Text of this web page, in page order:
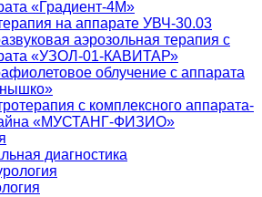
«Градиент-4М»
на аппарате УВЧ-30.03
аэрозольная терапия с
«УЗОЛ-01-КАВИТАР»
облучение с аппарата
с комплексного аппарата-
«МУСТАНГ-ФИЗИО»
диагностика